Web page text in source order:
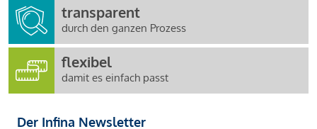
transparent
durch den ganzen Prozess
flexibel
damit es einfach passt
Der Infina Newsletter